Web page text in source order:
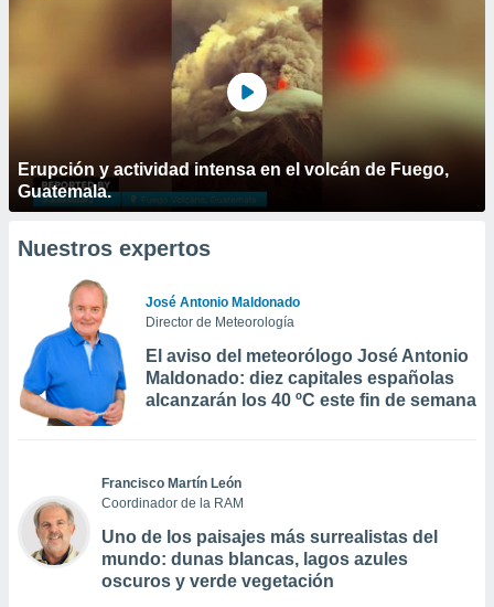
Erupción y actividad intensa en el volcán de Fuego,
Guatemala.
Nuestros expertos
José Antonio Maldonado
Director de Meteorología
El aviso del meteorólogo José Antonio
Maldonado: diez capitales españolas
alcanzarán los 40 ºC este fin de semana
Francisco Martín León
Coordinador de la RAM
Uno de los paisajes más surrealistas del
mundo: dunas blancas, lagos azules
oscuros y verde vegetación